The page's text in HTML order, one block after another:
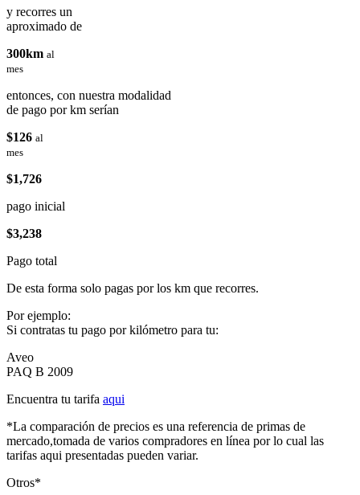
y recorres un
aproximado de
300km al
mes
entonces, con nuestra modalidad
de pago por km serían
$126 al
mes
$1,726
pago inicial
$3,238
Pago total
De esta forma solo pagas por los km que recorres.
Por ejemplo:
Si contratas tu pago por kilómetro para tu:
Aveo
PAQ B 2009
Encuentra tu tarifa aqui
*La comparación de precios es una referencia de primas de
mercado,tomada de varios compradores en línea por lo cual las
tarifas aqui presentadas pueden variar.
Otros*